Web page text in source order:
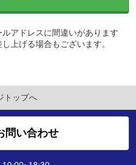
アドレスに間違いがあります
上げる場合もございます。
トップへ
問い合わせ